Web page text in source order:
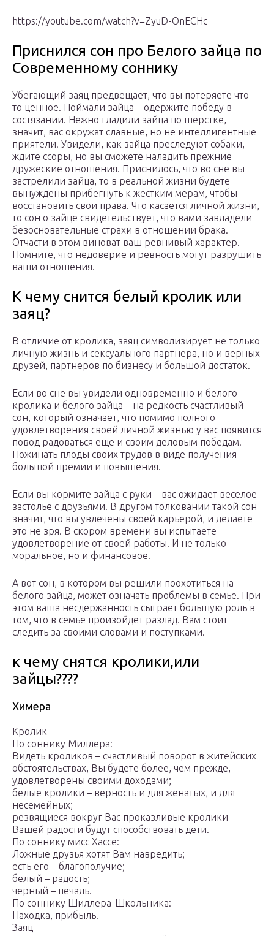
https://youtube.com/watch?v=ZyuD-OnECHc
Приснился сон про Белого зайца по
Современному соннику
Убегающий заяц предвещает, что вы потеряете что –
то ценное. Поймали зайца – одержите победу в
состязании. Нежно гладили зайца по шерстке,
значит, вас окружат славные, но не интеллигентные
приятели. Увидели, как зайца преследуют собаки, –
ждите ссоры, но вы сможете наладить прежние
дружеские отношения. Приснилось, что во сне вы
застрелили зайца, то в реальной жизни будете
вынуждены прибегнуть к жестким мерам, чтобы
восстановить свои права. Что касается личной жизни,
то сон о зайце свидетельствует, что вами завладели
безосновательные страхи в отношении брака.
Отчасти в этом виноват ваш ревнивый характер.
Помните, что недоверие и ревность могут разрушить
ваши отношения.
К чему снится белый кролик или
заяц?
В отличие от кролика, заяц символизирует не только
личную жизнь и сексуального партнера, но и верных
друзей, партнеров по бизнесу и большой достаток.
Если во сне вы увидели одновременно и белого
кролика и белого зайца – на редкость счастливый
сон, который означает, что помимо полного
удовлетворения своей личной жизнью у вас появится
повод радоваться еще и своим деловым победам.
Пожинать плоды своих трудов в виде получения
большой премии и повышения.
Если вы кормите зайца с руки – вас ожидает веселое
застолье с друзьями. В другом толковании такой сон
значит, что вы увлечены своей карьерой, и делаете
это не зря. В скором времени вы испытаете
удовлетворение от своей работы. И не только
моральное, но и финансовое.
А вот сон, в котором вы решили поохотиться на
белого зайца, может означать проблемы в семье. При
этом ваша несдержанность сыграет большую роль в
том, что в семье произойдет разлад. Вам стоит
следить за своими словами и поступками.
к чему снятся кролики,или
зайцы????
Химера
Кролик
По соннику Миллера:
Видеть кроликов – счастливый поворот в житейских
обстоятельствах, Вы будете более, чем прежде,
удовлетворены своими доходами;
белые кролики – верность и для женатых, и для
несемейных;
резвящиеся вокруг Вас проказливые кролики –
Вашей радости будут способствовать дети.
По соннику мисс Хассе:
Ложные друзья хотят Вам навредить;
есть его – благополучие;
белый – радость;
черный – печаль.
По соннику Шиллера-Школьника:
Находка, прибыль.
Заяц